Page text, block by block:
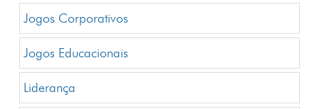
Jogos Corporativos
Jogos Educacionais
Liderança